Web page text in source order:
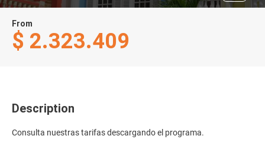
From
$ 2.323.409
Description
Consulta nuestras tarifas descargando el programa.